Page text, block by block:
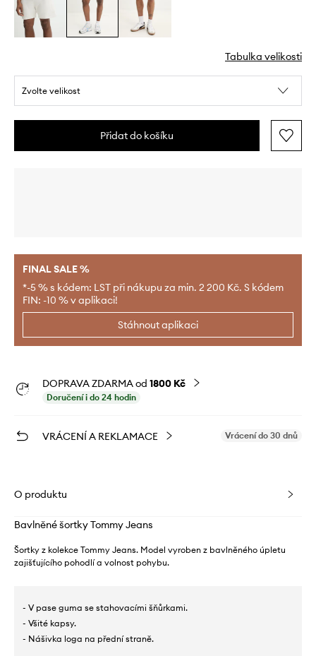
Tabulka velikosti
Zvolte velikost
Přidat do košíku
FINAL SALE %
*-5 % s kódem: LST při nákupu za min. 2 200 Kč. S kódem
FIN: -10 % v aplikaci!
Stáhnout aplikaci
DOPRAVA ZDARMA od 1800 Kč
Doručení i do 24 hodin
VRÁCENÍ A REKLAMACE Vrácení do 30 dnů
O produktu
Bavlněné šortky Tommy Jeans
Šortky z kolekce Tommy Jeans. Model vyroben z bavlněného úpletu
zajišťujícího pohodlí a volnost pohybu.
- V pase guma se stahovacími šňůrkami.
- Všité kapsy.
- Nášivka loga na přední straně.